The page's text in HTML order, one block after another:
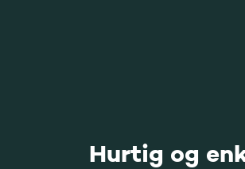
Hurtig og